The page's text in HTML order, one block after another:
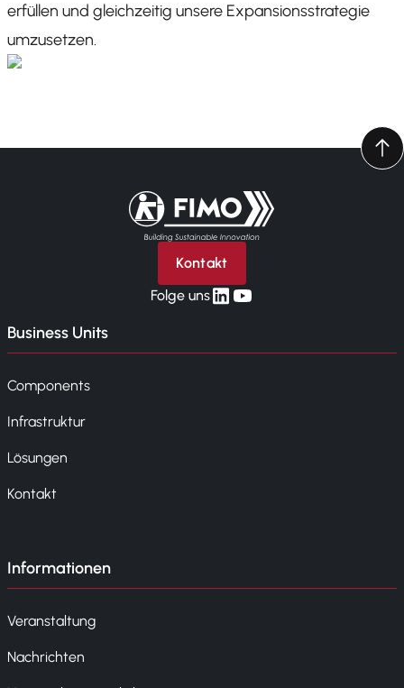
erfüllen und gleichzeitig unsere Expansionsstrategie
umzusetzen.
Zurück zur Startseite
Kontakt
Folge unslinkedin
yt
Business Units
Components
Infrastruktur
Lösungen
Kontakt
Informationen
Veranstaltung
Nachrichten